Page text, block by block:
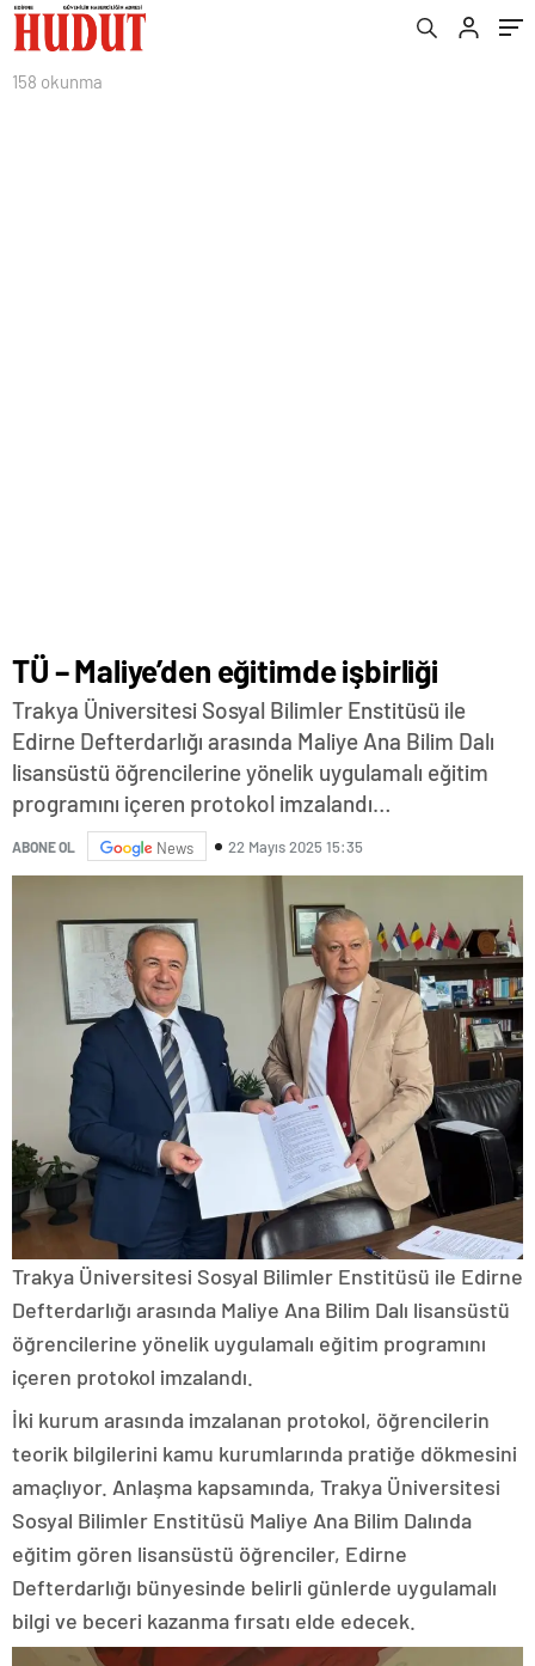
158 okunma
TÜ – Maliye’den eğitimde işbirliği
Trakya Üniversitesi Sosyal Bilimler Enstitüsü ile
Edirne Defterdarlığı arasında Maliye Ana Bilim Dalı
lisansüstü öğrencilerine yönelik uygulamalı eğitim
programını içeren protokol imzalandı…
ABONE OL News 22 Mayıs 2025 15:35
Trakya Üniversitesi Sosyal Bilimler Enstitüsü ile Edirne
Defterdarlığı arasında Maliye Ana Bilim Dalı lisansüstü
öğrencilerine yönelik uygulamalı eğitim programını
içeren protokol imzalandı.
İki kurum arasında imzalanan protokol, öğrencilerin
teorik bilgilerini kamu kurumlarında pratiğe dökmesini
amaçlıyor. Anlaşma kapsamında, Trakya Üniversitesi
Sosyal Bilimler Enstitüsü Maliye Ana Bilim Dalında
eğitim gören lisansüstü öğrenciler, Edirne
Defterdarlığı bünyesinde belirli günlerde uygulamalı
bilgi ve beceri kazanma fırsatı elde edecek.